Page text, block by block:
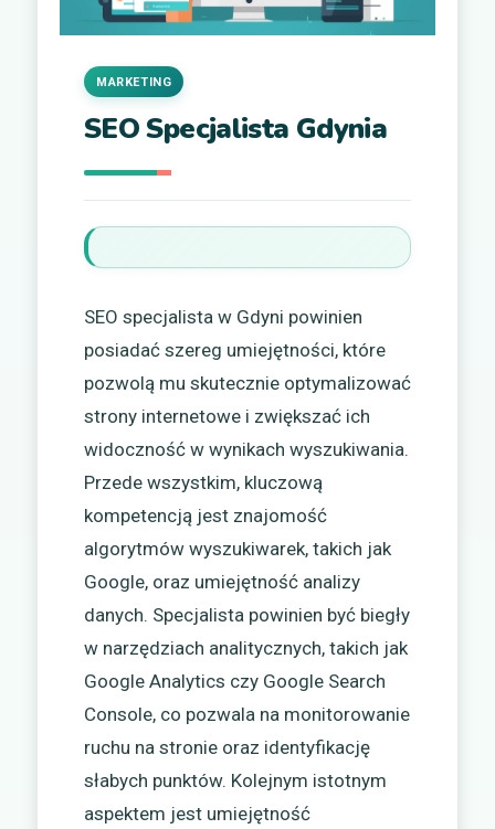
SEO Specjalista Gdynia
MARKETING
SEO specjalista w Gdyni powinien
posiadać szereg umiejętności, które
pozwolą mu skutecznie optymalizować
strony internetowe i zwiększać ich
widoczność w wynikach wyszukiwania.
Przede wszystkim, kluczową
kompetencją jest znajomość
algorytmów wyszukiwarek, takich jak
Google, oraz umiejętność analizy
danych. Specjalista powinien być biegły
w narzędziach analitycznych, takich jak
Google Analytics czy Google Search
Console, co pozwala na monitorowanie
ruchu na stronie oraz identyfikację
słabych punktów. Kolejnym istotnym
aspektem jest umiejętność